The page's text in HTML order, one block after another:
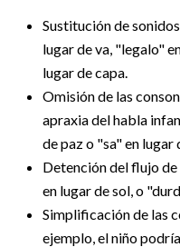
Sustitución de
lugar de va, "legalo"
lugar de capa.
Omisión de las
apraxia del habla
de paz o "sa" en lugar
Detención del flujo
en lugar de sol, o
Simplificación de las
ejemplo, el niño